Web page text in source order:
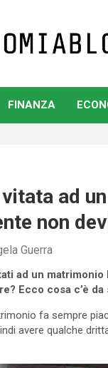
FINANZA
ad
non
Guerra
ad un
Ecco cosa c’è
fa sempre
avere qualche